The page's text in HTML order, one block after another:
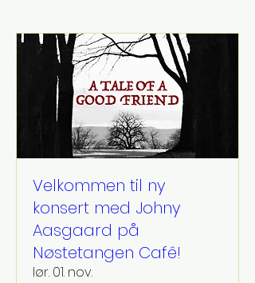
Velkommen til ny
konsert med Johny
Aasgaard på
Nøstetangen Cafê!
lør. 01. nov.